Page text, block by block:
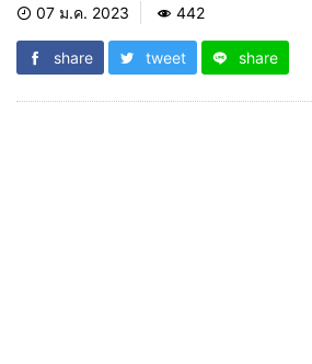
07 ม.ค. 2023 442
share tweet share